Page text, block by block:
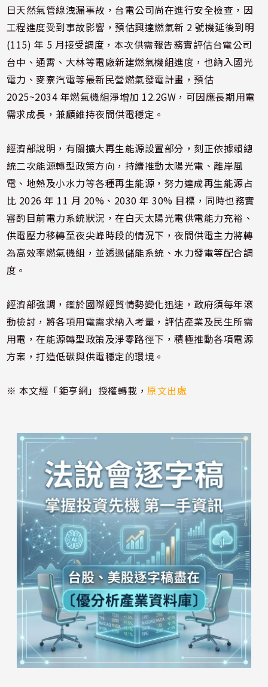
日天然氣管線洩漏事故，台電公司尚在進行安全檢查，因
工程進度受到事故影響，預估興達燃氣新 2 號機延後到明
(115) 年 5 月接受調度，本次供需報告務實評估台電公司
台中、通霄、大林等電廠新建燃氣機組進度，也納入國光
電力、麥寮汽電等最新民營燃氣發電計畫，預估
2025~2034 年燃氣機組淨增加 12.2GW，可因應長期用電
需求成長，兼顧維持夜間供電穩定。
經濟部說明，有關擴大再生能源設置部分，刻正依據賴總
統二次能源轉型政策方向，持續推動太陽光電、離岸風
電、地熱及小水力等各種再生能源，努力達成再生能源占
比 2026 年 11 月 20%、2030 年 30% 目標，同時也務實
審酌目前電力系統狀況，在白天太陽光電供電能力充裕、
供電壓力移轉至夜尖峰時段的情況下，夜間供電主力將轉
為高效率燃氣機組，並透過儲能系統、水力發電等配合調
度。
經濟部強調，鑑於國際經貿情勢變化迅速，政府須每年滾
動檢討，將各項用電需求納入考量，評估產業及民生所需
用電，在能源轉型政策及淨零路徑下，積極推動各項電源
方案，打造低碳與供電穩定的環境。
※ 本文經「鉅亨網」授權轉載，原文出處